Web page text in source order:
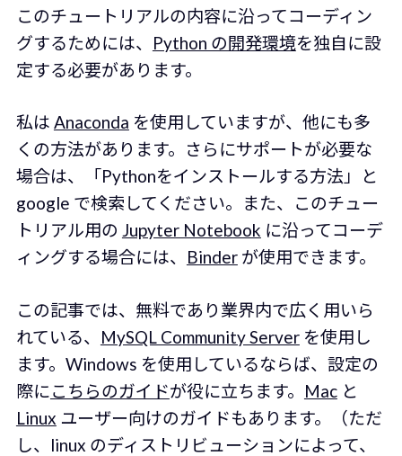
このチュートリアルの内容に沿ってコーディン
グするためには、 Python の開発環境を独自に設
定する必要があります。
私は Anaconda を使用していますが、他にも多
くの方法があります。さらにサポートが必要な
場合は、「Pythonをインストールする方法」と
google で検索してください。また、このチュー
トリアル用の Jupyter Notebook に沿ってコーデ
ィングする場合には、 Binderが使用できます。
この記事では、無料であり業界内で広く用いら
れている、 MySQL Community Serverを使用し
ます。Windows を使用しているならば、設定の
際にこちらのガイドが役に立ちます。 Macと
Linux ユーザー向けのガイドもあります。（ただ
し、linux のディストリビューションによって、